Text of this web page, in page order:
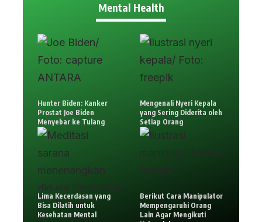
Mental Health
Hunter Biden: Kanker
Prostat Joe Biden
Menyebar ke Tulang
Mengenali Nyeri Kepala
yang Sering Diderita oleh
Setiap Orang
Lima Kecerdasan yang
Bisa Dilatih untuk
Kesehatan Mental
Berikut Cara Manipulator
Mempengaruhi Orang
Lain Agar Mengikuti